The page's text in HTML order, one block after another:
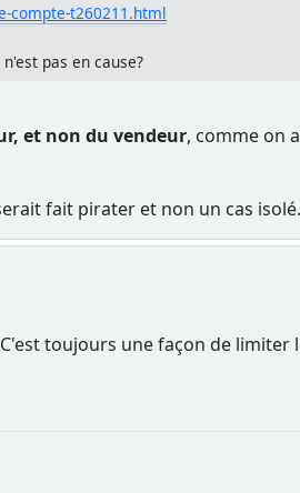
compte-t260211.html
pas en cause?
et non du vendeur, comme on
fait pirater et non un cas isolé.
toujours une façon de limiter